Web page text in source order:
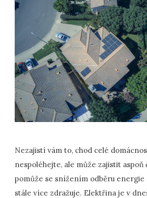
Nezajistí vám to, chod celé
nespoléhejte, ale může zajistit aspoň
pomůže se snížením odběru energie
stále více zdražuje. Elektřina je v